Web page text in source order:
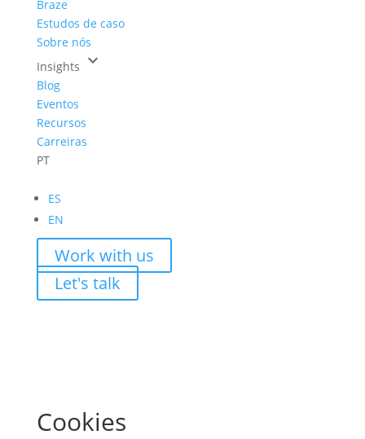
Braze
Estudos de caso
Sobre nós
Insights keyboard_arrow_down
Blog
Eventos
Recursos
Carreiras
PT
ES
EN
Work with us
Let's talk
Cookies